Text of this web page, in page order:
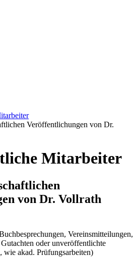
Veröffentlichungen von Dr.
Mitarbeiter
von Dr. Vollrath
Vereinsmitteilungen,
oder unveröffentlichte
wie akad. Prüfungsarbeiten)